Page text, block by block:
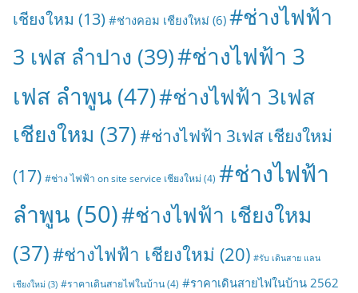
เชียงใหม (13) #ช่างคอม เชียงใหม่ (6) #ช่างไฟฟ้า
3 เฟส ลำปาง (39)#ช่างไฟฟ้า 3
เฟส ลำพูน (47)#ช่างไฟฟ้า 3เฟส
เชียงใหม (37)#ช่างไฟฟ้า 3เฟส เชียงใหม่
(17) #ช่าง ไฟฟ้า on site service เชียงใหม่ (4) #ช่างไฟฟ้า
ลำพูน (50)#ช่างไฟฟ้า เชียงใหม
(37)#ช่างไฟฟ้า เชียงใหม่ (20) #รับ เดินสาย แลน
เชียงใหม่ (3) #ราคาเดินสายไฟในบ้าน(4) #ราคาเดินสายไฟในบ้าน 2562